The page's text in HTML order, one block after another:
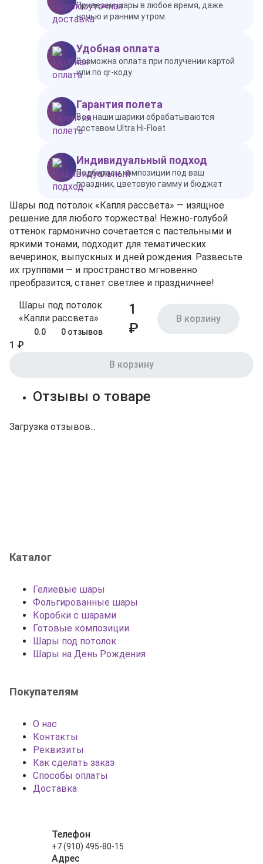
Привезем шары в любое время, даже
ночью и ранним утром
Удобная оплата
Возможна оплата при получении картой
или по qr-коду
Гарантия полета
Все наши шарики обрабатываются
составом Ultra Hi-Float
Индивидуальный подход
Подбираем композиции под ваш
праздник, цветовую гамму и бюджет
Шары под потолок «Капля рассвета» — изящное
решение для любого торжества! Нежно‑голубой
оттенок гармонично сочетается с пастельными и
яркими тонами, подходит для тематических
вечеринок, выпускных и дней рождения. Развесьте
их группами — и пространство мгновенно
преобразится, станет светлее и праздничнее!
Шары под потолок
«Капли рассвета»
0.0 0 отзывов
1
₽
В корзину
1 ₽
В корзину
Отзывы о товаре
Загрузка отзывов...
Каталог
Гелиевые шары
Фольгированные шары
Коробки с шарами
Готовые композиции
Шары под потолок
Шары на День Рождения
Покупателям
О нас
Контакты
Реквизиты
Как сделать заказ
Способы оплаты
Доставка
Телефон
+7 (910) 495-80-15
Адрес